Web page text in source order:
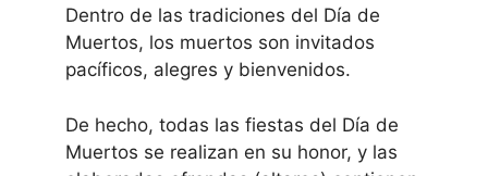
Dentro de las tradiciones del Día de
Muertos, los muertos son invitados
pacíficos, alegres y bienvenidos.
De hecho, todas las fiestas del Día de
Muertos se realizan en su honor, y las